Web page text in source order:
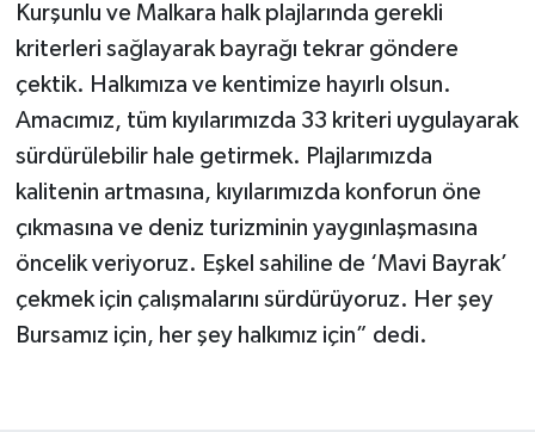
Kurşunlu ve Malkara halk plajlarında gerekli
kriterleri sağlayarak bayrağı tekrar göndere
çektik. Halkımıza ve kentimize hayırlı olsun.
Amacımız, tüm kıyılarımızda 33 kriteri uygulayarak
sürdürülebilir hale getirmek. Plajlarımızda
kalitenin artmasına, kıyılarımızda konforun öne
çıkmasına ve deniz turizminin yaygınlaşmasına
öncelik veriyoruz. Eşkel sahiline de ‘Mavi Bayrak’
çekmek için çalışmalarını sürdürüyoruz. Her şey
Bursamız için, her şey halkımız için” dedi.